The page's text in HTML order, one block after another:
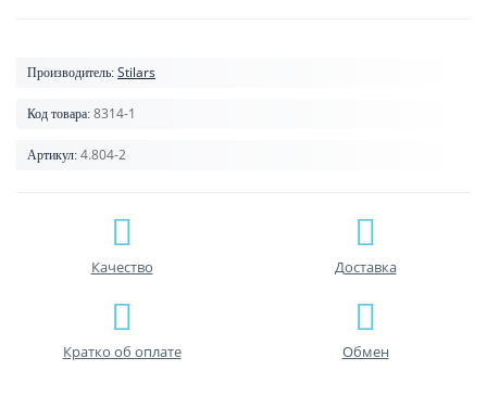
Производитель: Stilars
Код товара: 8314-1
Артикул: 4.804-2
Качество Доставка
Кратко об оплате Обмен